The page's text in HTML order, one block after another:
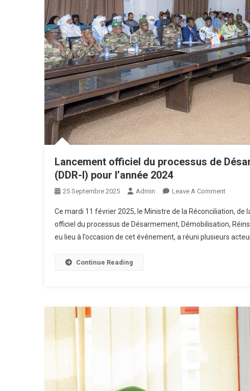
Lancement officiel du processus de
(DDR-I) pour l’année 2024
25 Septembre 2025 Admin Leave A CommentOn
Officiel
Du
I)
Pour
L’année
2024
Ce mardi 11 février 2025, le Ministre de la Réconciliation,
officiel du processus de Désarmement, Démobilisation,
eu lieu à l’occasion de cet événement, a réuni plusieurs
Continue Reading